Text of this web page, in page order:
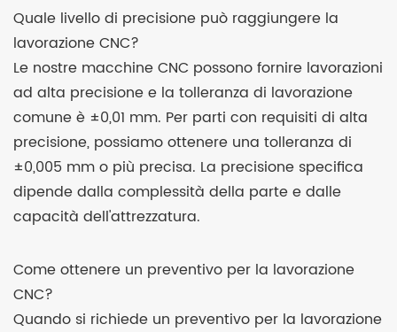
Quale livello di precisione può raggiungere la
lavorazione CNC?
Le nostre macchine CNC possono fornire lavorazioni
ad alta precisione e la tolleranza di lavorazione
comune è ±0,01 mm. Per parti con requisiti di alta
precisione, possiamo ottenere una tolleranza di
±0,005 mm o più precisa. La precisione specifica
dipende dalla complessità della parte e dalle
capacità dell'attrezzatura.
Come ottenere un preventivo per la lavorazione
CNC?
Quando si richiede un preventivo per la lavorazione